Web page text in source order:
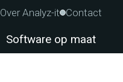
Over Analyz-it Contact
Software op maat